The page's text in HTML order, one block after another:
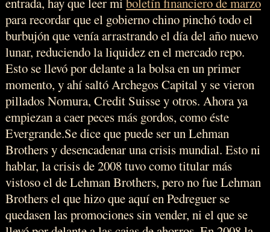
para recordar que el gobierno chino pinchó todo el
burbujón que venía arrastrando el día del año nuevo
lunar, reduciendo la liquidez en el mercado repo.
Esto se llevó por delante a la bolsa en un primer
momento, y ahí saltó Archegos Capital y se vieron
pillados Nomura, Credit Suisse y otros. Ahora ya
empiezan a caer peces más gordos, como éste
Evergrande.Se dice que puede ser un Lehman
Brothers y desencadenar una crisis mundial. Esto ni
hablar, la crisis de 2008 tuvo como titular más
vistoso el de Lehman Brothers, pero no fue Lehman
Brothers el que hizo que aquí en Pedreguer se
quedasen las promociones sin vender, ni el que se